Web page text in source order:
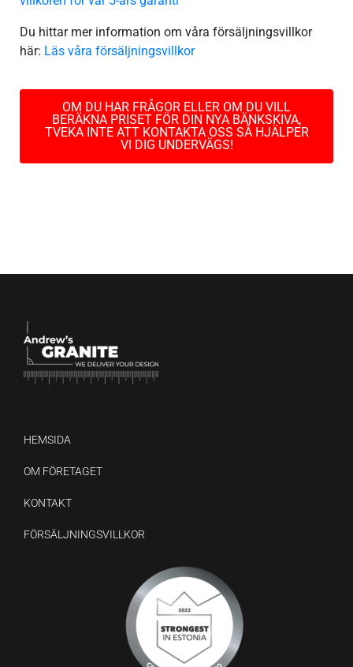
Du hittar mer information om våra försäljningsvillkor
här: Läs våra försäljningsvillkor
OM DU HAR FRÅGOR ELLER OM DU VILL
BERÄKNA PRISET FÖR DIN NYA BÄNKSKIVA,
TVEKA INTE ATT KONTAKTA OSS SÅ HJÄLPER
VI DIG UNDERVÄGS!
HEMSIDA
OM FÖRETAGET
KONTAKT
FÖRSÄLJNINGSVILLKOR